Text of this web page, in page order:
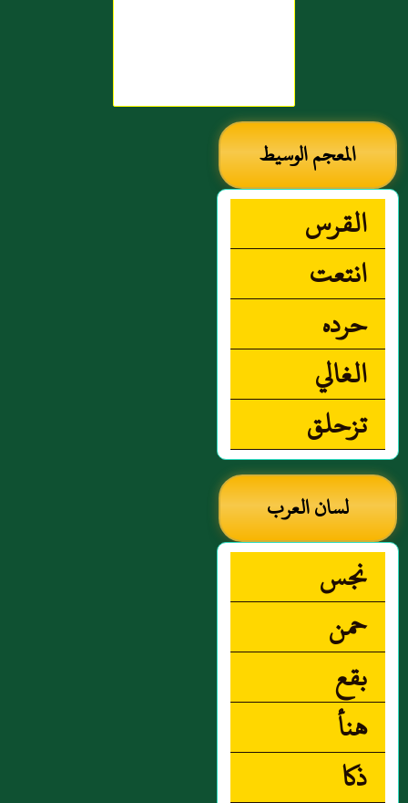
المعجم الوسيط
القرس
انتعت
حرده
الغالي
تزحلق
لسان العرب
نجس
حمن
بقع
هنأ
ذكا